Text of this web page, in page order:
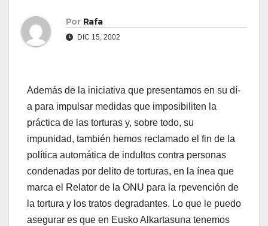
Por Rafa
DIC 15, 2002
Además de la iniciativa que presentamos en su dí­
a para impulsar medidas que imposibiliten la
práctica de las torturas y, sobre todo, su
impunidad, también hemos reclamado el fin de la
polí­tica automática de indultos contra personas
condenadas por delito de torturas, en la í­nea que
marca el Relator de la ONU para la rpevención de
la tortura y los tratos degradantes. Lo que le puedo
asegurar es que en Eusko Alkartasuna tenemos